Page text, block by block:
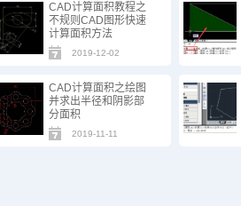
CAD计算面积教程之
不规则CAD图形快速
计算面积方法
2019-12-02
CAD计算面积之绘图
并求出半径和阴影部
分面积
2019-11-11